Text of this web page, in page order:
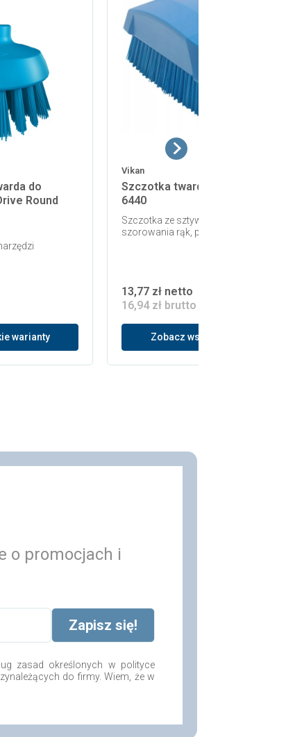
do
Round
warianty
Vikan
Szczotka twarda do rąk Vikan
6440
Szczotka ze sztywną szczeciną, do
szorowania rąk, paznokci,
13,77 zł netto
16,94 zł brutto
Zobacz wszystkie warianty
o promocjach i
zasad określonych w polityce
do firmy. Wiem, że w